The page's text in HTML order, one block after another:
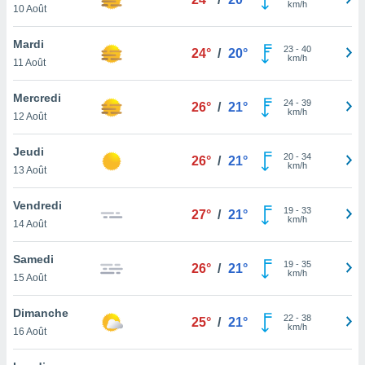
au
vous
de
ou
de
le
ainsi
un
la
du
10 Août
km/h
Mardi
11 Août
24° / 20° 23- 40
km/h
Mercredi
12 Août
26° / 21° 24- 39
km/h
Jeudi
13 Août
26° / 21° 20- 34
km/h
Vendredi
14 Août
27° / 21° 19- 33
km/h
Samedi
15 Août
26° / 21° 19- 35
km/h
Dimanche
16 Août
25° / 21° 22- 38
km/h